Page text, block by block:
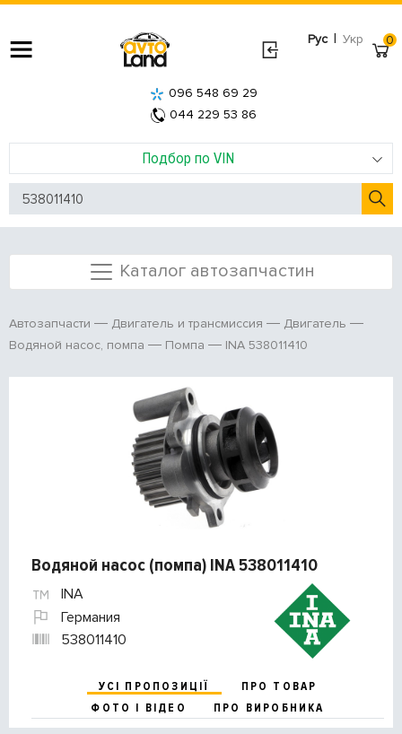
Рус | Укр
Подбор по VIN
096 548 69 29
044 229 53 86
0
Каталог автозапчастин
Автозапчасти Двигатель и трансмиссия
Двигатель
Водяной насос, помпа
Помпа INA 538011410
Водяной насос (помпа) INA 538011410
INA
Германия
538011410
УСІ ПРОПОЗИЦІЇ
ПРО ТОВАР
ФОТО І ВІДЕО
ПРО ВИРОБНИКА